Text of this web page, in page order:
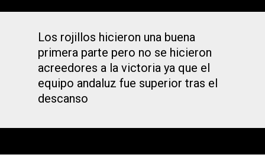
Los rojillos hicieron una buena
primera parte pero no se hicieron
acreedores a la victoria ya que el
equipo andaluz fue superior tras el
descanso